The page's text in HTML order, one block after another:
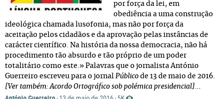
por força da lei, em
obediência a uma construção
ideológica chamada lusofonia, mas não por força da
aceitação pelos cidadãos e da aprovação pelas instâncias de
carácter científico. Na história da nossa democracia, não há
procedimento tão absurdo e tão próprio de um poder
totalitário como este.» Palavras que o jornalista António
Guerreiro escreveu para o jornal Público de 13 de maio de 2016.
[Ver também: Acordo Ortográfico sob polémica presidencial]...